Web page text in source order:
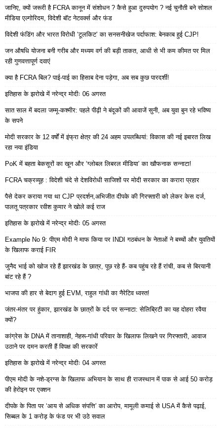
जानिए, क्यों जरूरी है FCRA कानून में संशोधन ? कैसे हुआ दुरुपयोग ? नई चुनौती बने सोशल
मीडिया एल्गोरिदम, विदेशी बॉट नेटवर्क्स और फंड
विदेशी फंडिंग और भारत विरोधी ‘टूलकिट’ का सनसनीखेज पर्दाफाश: बेनकाब हुई CJP!
जन औषधि योजना बनी गरीब और मध्यम वर्ग की बड़ी ताकत, आधी से भी कम कीमत पर मिल
रही गुणवत्तापूर्ण दवाएं
क्या है FCRA बिल? पाई-पाई का हिसाब देना पड़ेगा, अब सब कुछ पारदर्शी!
इतिहास के झरोखे में नरेन्द्र मोदीः 06 अगस्त
सात साल में बदला जम्मू-कश्मीर: पहले पीढ़ी ने बंदूकों की आवाजें सुनी, अब युवा बुन रहे भविष्य
के सपने
मोदी सरकार के 12 वर्षों में इंफ्रा क्षेत्र की 24 अहम उपलब्धियां: विकास की नई इबारत लिख
रहा नया इंडिया
PoK में बहता बेकसूरों का खून और ‘ग्लोबल लिबरल मीडिया’ का खौफनाक सन्नाटा!
FCRA चक्रव्यूह : विदेशी चंदे से देशविरोधी साजिशों पर मोदी सरकार का करारा प्रहार
पैसे देकर कराया गया था CJP प्रदर्शन,अभिजीत दीपके की गिरफ्तारी को लेकर केस दर्ज,
पालतू पत्रकार रवीश कुमार ने खोले कई राज
इतिहास के झरोखे में नरेन्द्र मोदीः 05 अगस्त
Example No 9: पीएम मोदी ने माफ किया पर INDI गठबंधन के नेताओं ने बच्चों और युवतियों
के खिलाफ कराई FIR
जुनैद भाई को खोज रहे हैं झारखंड के छात्र, पूछ रहे हैं- कब पहुंच रहे हैं रांची, कब से बिरयानी
बांट रहे हैं ?
भाजपा की हार से बेदाग हुई EVM, राहुल गांधी का नैरेटिव ध्वस्त!
जंतर-मंतर पर हुंकार, झारखंड के छात्रों के दर्द पर सन्नाटा: सेलिब्रिटी का यह दोहरा रवैया
क्यों?
कांग्रेस के DNA में तानाशाही, नेहरू-गांधी परिवार के खिलाफ लिखने पर गिरफ्तारी, आवाज
उठाने पर दमन करती हैं विपक्ष की सरकारें
इतिहास के झरोखे में नरेन्द्र मोदीः 04 अगस्त
पीएम मोदी के नशे-ड्रग्स के खिलाफ अभियान के साथ ही राजस्थान में पाक से आई 50 करोड़
की हेरोइन पर एक्शन
दीपके के पिता पर ‘आय से अधिक संपत्ति’ का आरोप, मामूली कमाई से USA में कैसे पढ़ाई,
सिब्बल के 1 करोड़ के फंड पर भी उठे सवाल